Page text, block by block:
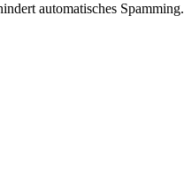
automatisches Spamming.